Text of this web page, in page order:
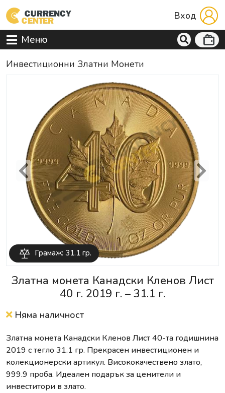
Вход
Меню
Инвестиционни Златни Монети
Грамаж: 31.1 гр.
Previous Next
Златна монета Канадски Кленов Лист
40 г. 2019 г. – 31.1 г.
Няма наличност
Златна монета Канадски Кленов Лист 40-та годишнина
2019 с тегло 31.1 гр. Прекрасен инвестиционен и
колекционерски артикул. Висококачествено злато,
999.9 проба. Идеален подарък за ценители и
инвеститори в злато.